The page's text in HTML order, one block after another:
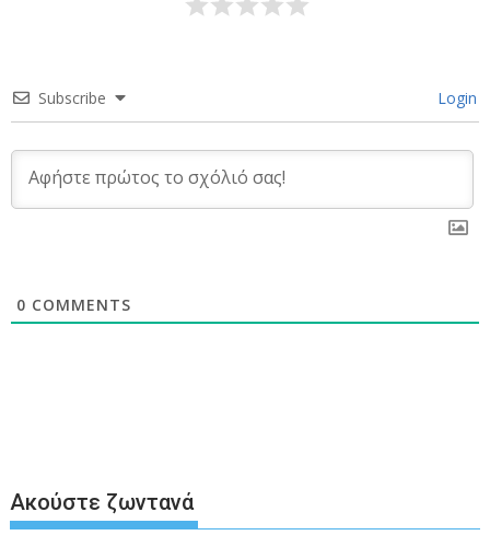
Subscribe Login
0 COMMENTS
Ακούστε ζωντανά